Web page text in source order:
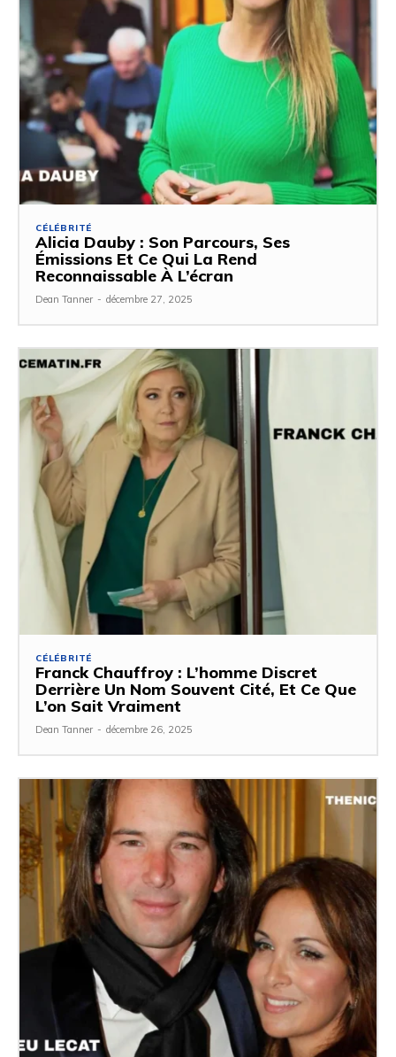
CÉLÉBRITÉ
Alicia Dauby : Son Parcours, Ses
Émissions Et Ce Qui La Rend
Reconnaissable À L’écran
Dean Tanner - décembre 27, 2025
CÉLÉBRITÉ
Franck Chauffroy : L’homme Discret
Derrière Un Nom Souvent Cité, Et Ce Que
L’on Sait Vraiment
Dean Tanner - décembre 26, 2025